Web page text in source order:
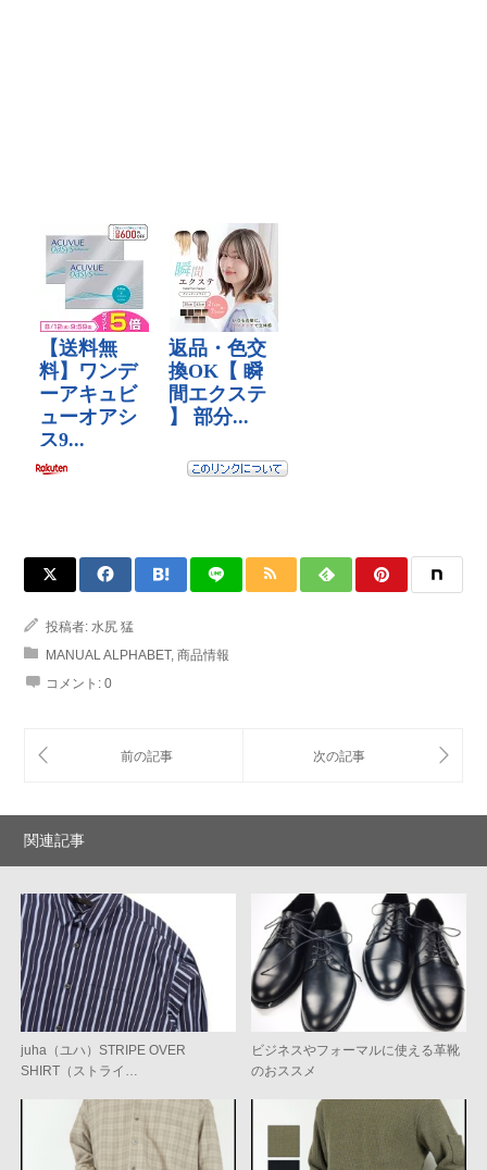
投稿者: 水尻 猛
MANUAL ALPHABET, 商品情報
コメント: 0
関連記事
juha（ユハ）STRIPE OVER
SHIRT（ストライ…
ビジネスやフォーマルに使える革靴
のおススメ